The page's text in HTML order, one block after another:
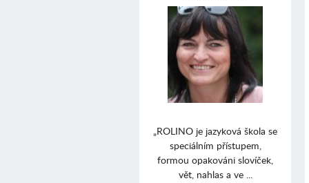
„ROLINO je jazyková škola se
speciálním přístupem,
formou opakováni slovíček,
vět, nahlas a ve ...